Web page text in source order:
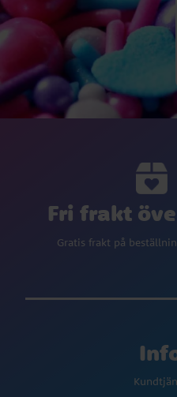
Fri frakt
Gratis frakt på